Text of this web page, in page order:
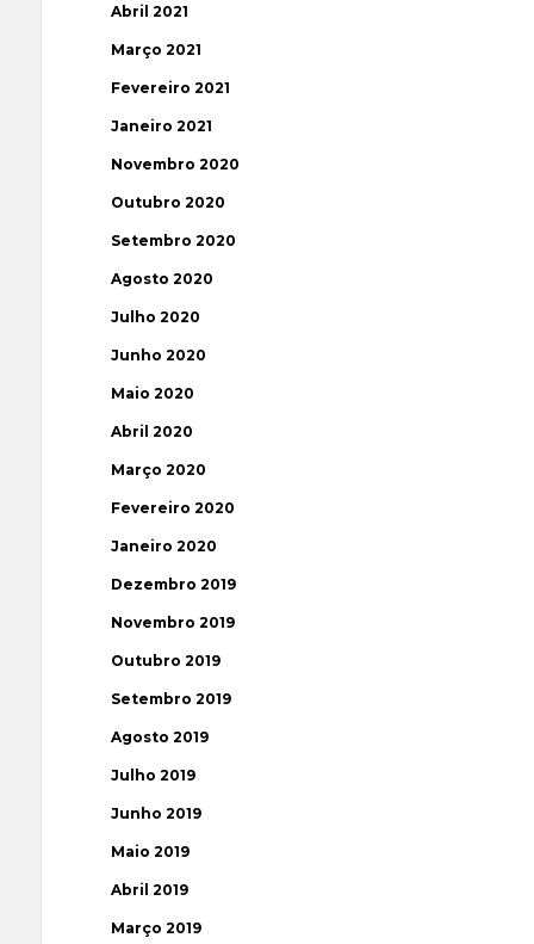
Abril 2021
Março 2021
Fevereiro 2021
Janeiro 2021
Novembro 2020
Outubro 2020
Setembro 2020
Agosto 2020
Julho 2020
Junho 2020
Maio 2020
Abril 2020
Março 2020
Fevereiro 2020
Janeiro 2020
Dezembro 2019
Novembro 2019
Outubro 2019
Setembro 2019
Agosto 2019
Julho 2019
Junho 2019
Maio 2019
Abril 2019
Março 2019